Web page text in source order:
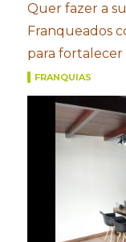
Quer fazer a
Franqueados
para fortalecer
FRANQUIAS